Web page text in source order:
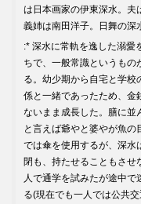
は日本画家の伊東深水。夫
義姉は南田洋子。日舞の深
:* 深水に常軌を逸した溺愛
ちで、一般常識というもの
る。幼少期から自宅と学
係と一緒であったため、金
ないまま成長した。膳に並
と言えば爺やと婆やが魚
では傘を使用するが、深水
閉も、持たせることもさ
人で通学を試みたが途中
る(現在でも一人では公共